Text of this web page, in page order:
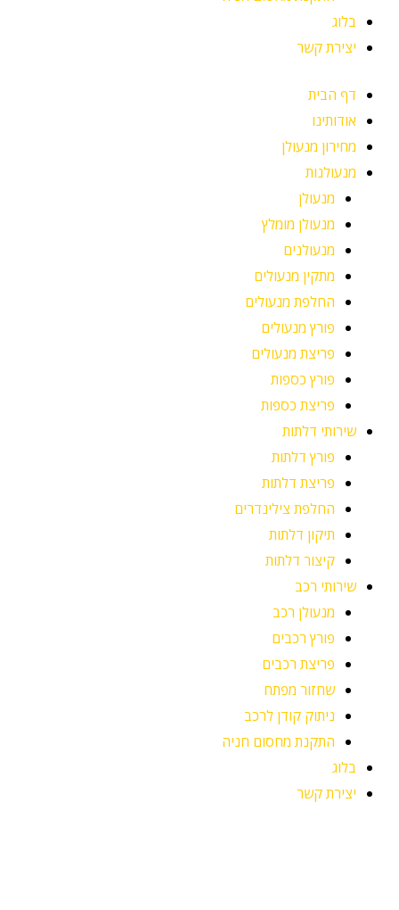
בלוג
יצירת קשר
דף הבית
אודותינו
מחירון מנעולן
מנעולנות
מנעולן
מנעולן מומלץ
מנעולנים
מתקין מנעולים
החלפת מנעולים
פורץ מנעולים
פריצת מנעולים
פורץ כספות
פריצת כספות
שירותי דלתות
פורץ דלתות
פריצת דלתות
החלפת צילינדרים
תיקון דלתות
קיצור דלתות
שירותי רכב
מנעולן רכב
פורץ רכבים
פריצת רכבים
שחזור מפתח
ניתוק קודן לרכב
התקנת מחסום חניה
בלוג
יצירת קשר